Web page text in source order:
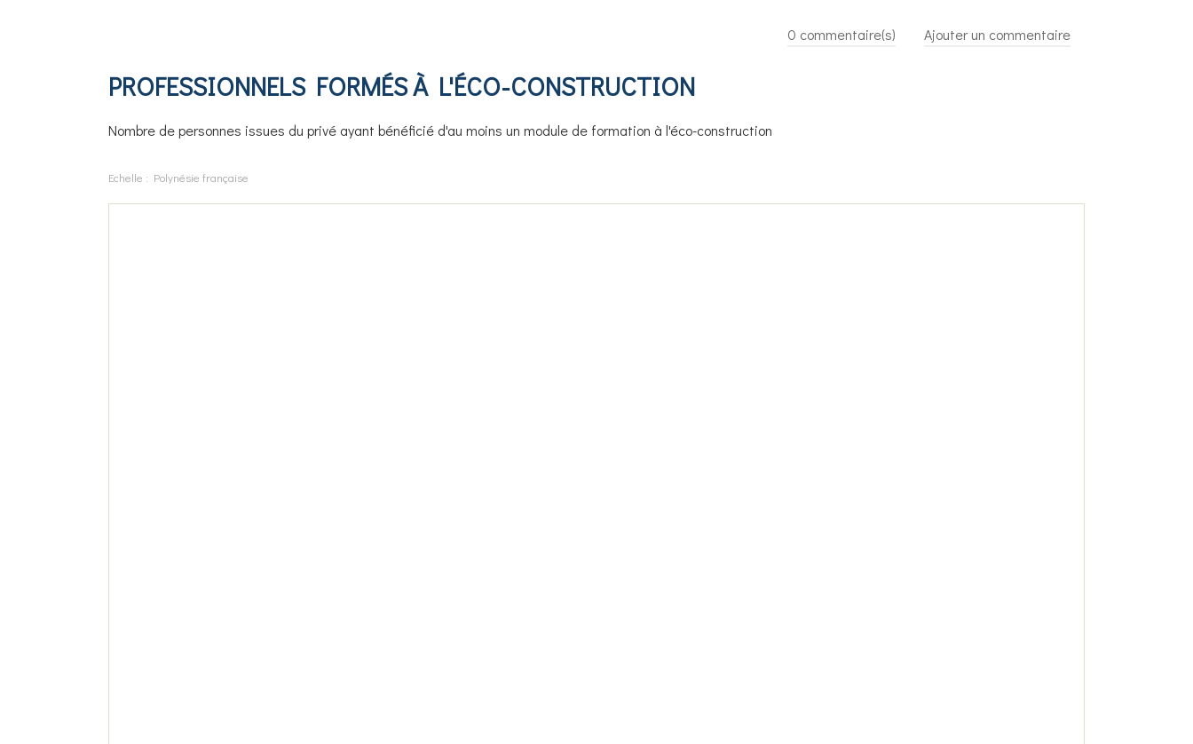
0 commentaire(s) Ajouter un commentaire
PROFESSIONNELS FORMÉS À L'ÉCO-CONSTRUCTION
Nombre de personnes issues du privé ayant bénéficié d'au moins un module de formation à l'éco-construction
Echelle : Polynésie française